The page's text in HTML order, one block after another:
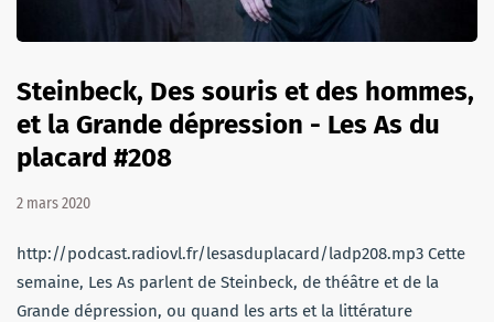
Steinbeck, Des souris et des hommes,
et la Grande dépression - Les As du
placard #208
2 mars 2020
http://podcast.radiovl.fr/lesasduplacard/ladp208.mp3 Cette
semaine, Les As parlent de Steinbeck, de théâtre et de la
Grande dépression, ou quand les arts et la littérature